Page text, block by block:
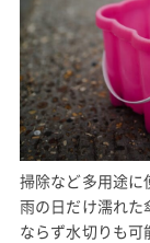
掃除など多用途に
雨の日だけ濡れた
ならず水切りも可